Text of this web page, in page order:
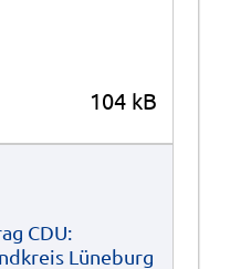
104 kB
CDU:
Lüneburg